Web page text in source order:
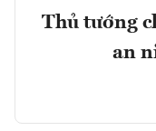
Thủ tướng
an